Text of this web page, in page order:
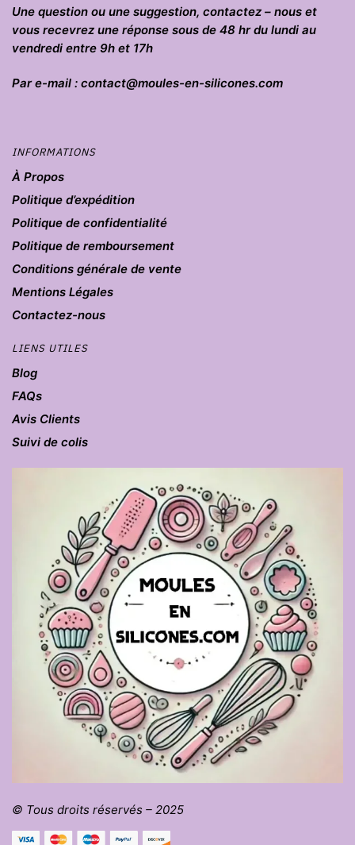
Une question ou une suggestion, contactez – nous et
vous recevrez une réponse sous de 48 hr du lundi au
vendredi entre 9h et 17h
Par e-mail : contact@moules-en-silicones.com
INFORMATIONS
À Propos
Politique d’expédition
Politique de confidentialité
Politique de remboursement
Conditions générale de vente
Mentions Légales
Contactez-nous
LIENS UTILES
Blog
FAQs
Avis Clients
Suivi de colis
© Tous droits réservés – 2025